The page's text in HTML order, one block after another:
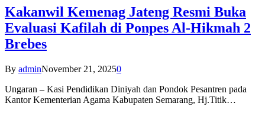
Kakanwil Kemenag Jateng Resmi Buka
Evaluasi Kafilah di Ponpes Al-Hikmah 2
Brebes
By adminNovember 21, 20250
Ungaran – Kasi Pendidikan Diniyah dan Pondok Pesantren pada
Kantor Kementerian Agama Kabupaten Semarang, Hj.Titik…